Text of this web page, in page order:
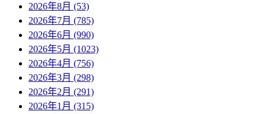
2026年8月 (53)
2026年7月 (785)
2026年6月 (990)
2026年5月 (1023)
2026年4月 (756)
2026年3月 (298)
2026年2月 (291)
2026年1月 (315)